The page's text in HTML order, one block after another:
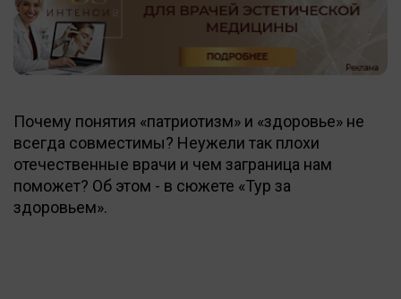
Почему понятия «патриотизм» и «здоровье» не
всегда совместимы? Неужели так плохи
отечественные врачи и чем заграница нам
поможет? Об этом - в сюжете «Тур за
здоровьем».